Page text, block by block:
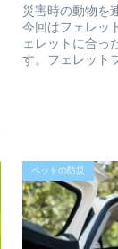
災害時の動物を
今回はフェレッ
ェレットに合っ
す。フェレット
ペットの防災